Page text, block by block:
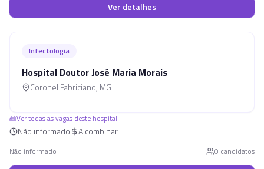
Ver detalhes
Infectologia
Hospital Doutor José Maria Morais
Coronel Fabriciano, MG
Ver todas as vagas deste hospital
Não informado A combinar
Não informado 0 candidatos